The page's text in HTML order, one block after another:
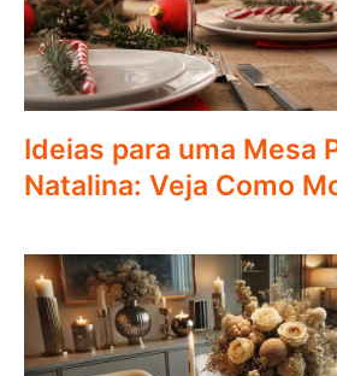
Ideias para uma Mesa
Natalina: Veja Como